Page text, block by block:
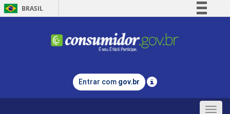
BRASIL
Comunica BR
Legislação
Entrar com gov.br
Toggle